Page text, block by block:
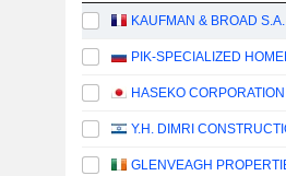
KAUFMAN & BROAD S.A.
HASEKO CORPORATION